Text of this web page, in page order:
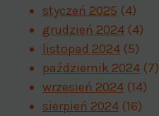
styczeń 2025 (4)
grudzień 2024 (4)
listopad 2024 (5)
październik 2024 (7)
wrzesień 2024 (14)
sierpień 2024 (16)